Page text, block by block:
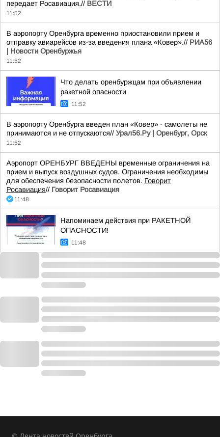
передает Росавиация.// ВЕСТИ
11:52
В аэропорту Оренбурга временно приостановили прием и
отправку авиарейсов из-за введения плана «Ковер».// РИА56
| Новости Оренбуржья
11:52
Что делать оренбуржцам при объявлении
ракетной опасности
11:52
В аэропорту Оренбурга введен план «Ковер» - самолеты не
принимаются и не отпускаются// Урал56.Ру | Оренбург, Орск
11:52
Аэропорт ОРЕНБУРГ ВВЕДЕНЫ временные ограничения на
прием и выпуск воздушных судов. Ограничения необходимы
для обеспечения безопасности полетов. Говорит
Росавиация// Говорит Росавиация
11:48
Напоминаем действия при РАКЕТНОЙ
ОПАСНОСТИ!
11:48